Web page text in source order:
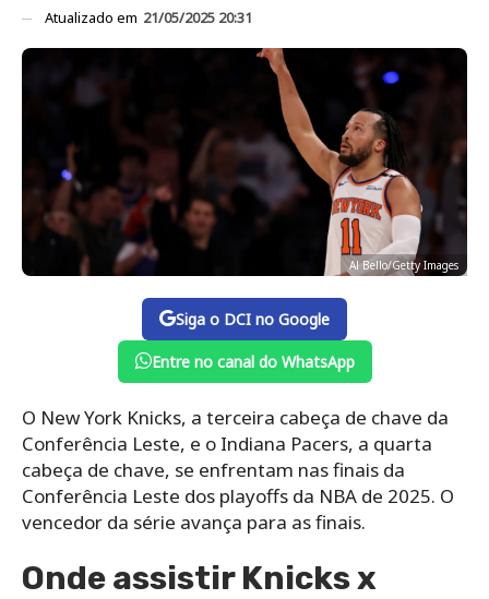
Atualizado em 21/05/2025 20:31
Al Bello/Getty Images
Siga o DCI no Google
Entre no canal do WhatsApp
O New York Knicks, a terceira cabeça de chave da
Conferência Leste, e o Indiana Pacers, a quarta
cabeça de chave, se enfrentam nas finais da
Conferência Leste dos playoffs da NBA de 2025. O
vencedor da série avança para as finais.
Onde assistir Knicks x